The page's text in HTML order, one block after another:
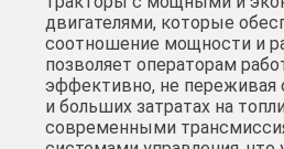
двигателями, которые
соотношение мощности и
позволяет операторам
эффективно, не переживая
и больших затратах на
современными